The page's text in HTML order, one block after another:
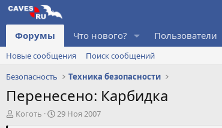
Форумы Что нового? Пользователи
Новые сообщения
Поиск сообщений
Безопасность
Техника безопасности
Перенесено: Карбидка
А
Коготь
Д
29 Ноя 2007